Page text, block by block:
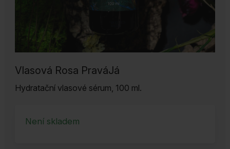
Vlasová Rosa PraváJá
Hydratační vlasové sérum, 100 ml.
Není skladem